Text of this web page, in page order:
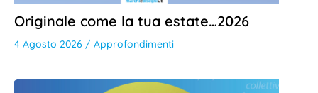
Originale come la tua estate…2026
4 Agosto 2026 / Approfondimenti